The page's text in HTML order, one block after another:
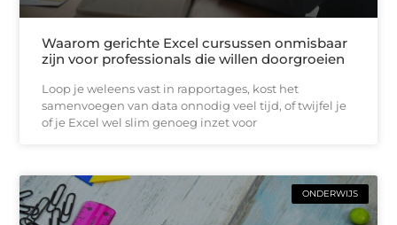
Waarom gerichte Excel cursussen onmisbaar
zijn voor professionals die willen doorgroeien
Loop je weleens vast in rapportages, kost het
samenvoegen van data onnodig veel tijd, of twijfel je
of je Excel wel slim genoeg inzet voor
ONDERWIJS